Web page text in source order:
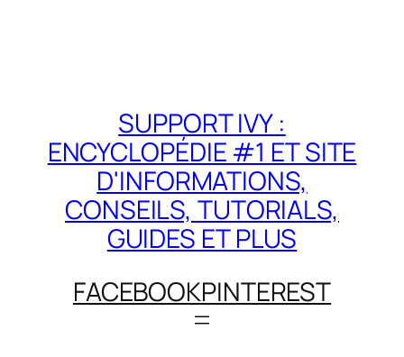
SUPPORT IVY :
ENCYCLOPÉDIE #1 ET SITE
D'INFORMATIONS,
CONSEILS, TUTORIALS,
GUIDES ET PLUS
FACEBOOKPINTEREST